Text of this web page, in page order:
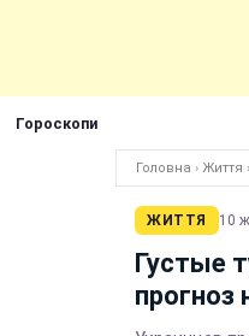
Гороскопи
Головна › Життя ›
ЖИТТЯ 10
Густые
прогноз